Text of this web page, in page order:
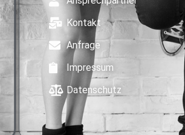
Kontakt
Anfrage
Impressum
Datenschutz